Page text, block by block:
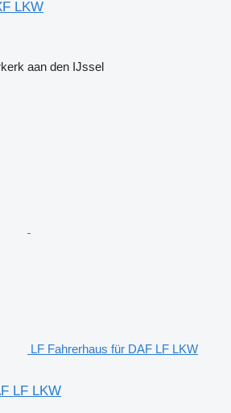
LKW
aan den IJssel
LF Fahrerhaus für DAF LF LKW
LF LKW